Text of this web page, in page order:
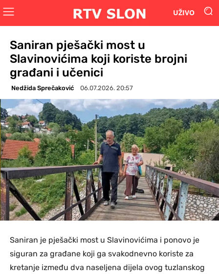
UŽIVO
Saniran pješački most u
Slavinovićima koji koriste brojni
građani i učenici
Nedžida Sprečaković 06.07.2026. 20:57
Saniran je pješački most u Slavinovićima i ponovo je
siguran za građane koji ga svakodnevno koriste za
kretanje između dva naseljena dijela ovog tuzlanskog